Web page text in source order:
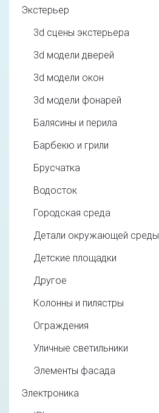
Экстерьер
3d cцены экстерьера
3d модели дверей
3d модели окон
3d модели фонарей
Балясины и перила
Барбекю и грили
Брусчатка
Водосток
Городская среда
Детали окружающей среды
Детские площадки
Другое
Колонны и пилястры
Ограждения
Уличные светильники
Элементы фасада
Электроника